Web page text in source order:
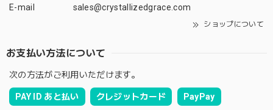
E-mail
sales@crystallizedgrace.com
ショップについて
お支払い方法について
次の方法がご利用いただけます。
PAY ID あと払い クレジットカード PayPay